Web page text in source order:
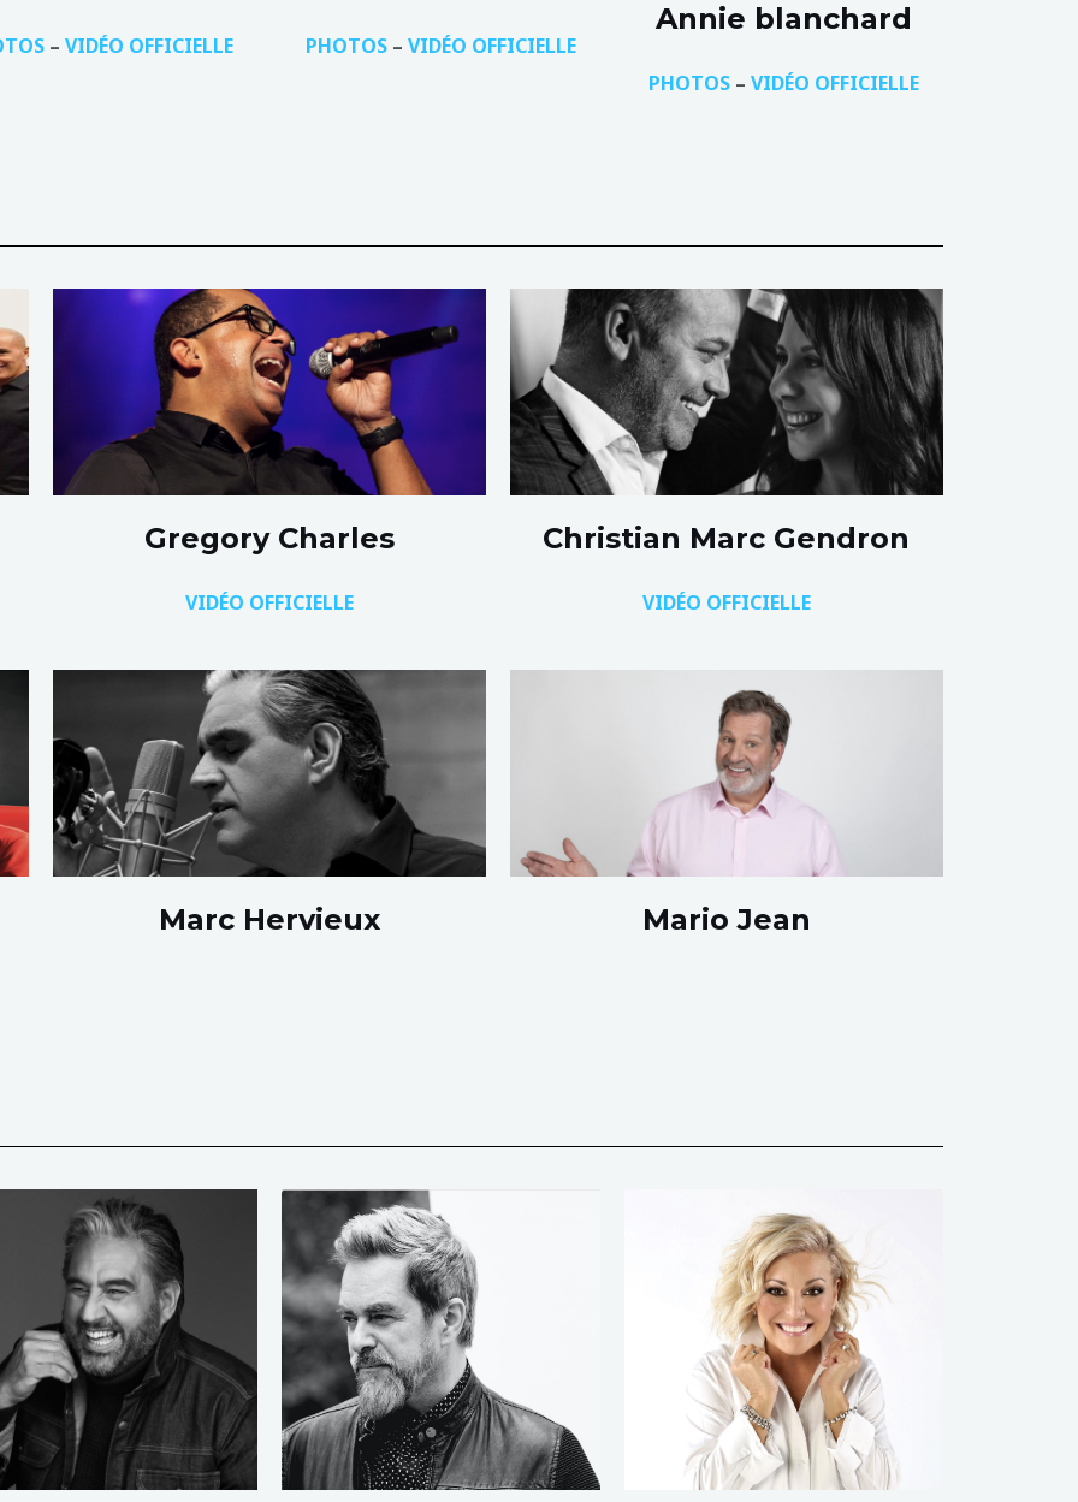
– VIDÉO OFFICIELLE PHOTOS – VIDÉO OFFICIELLE
Annie blanchard
PHOTOS – VIDÉO OFFICIELLE
Gregory Charles
VIDÉO OFFICIELLE
Christian Marc Gendron
VIDÉO OFFICIELLE
Marc Hervieux Mario Jean